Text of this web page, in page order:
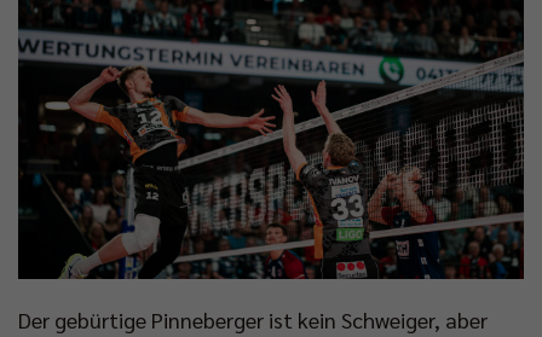
Der gebürtige Pinneberger ist kein Schweiger, aber